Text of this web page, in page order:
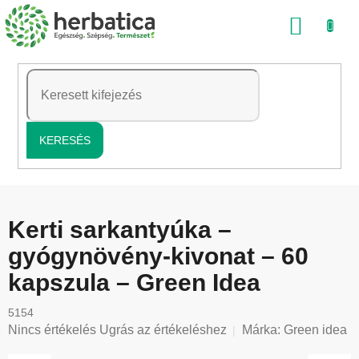
Ugrás
a
tartalomhoz
KERESÉS
Kerti sarkantyúka –
gyógynövény‑kivonat – 60
kapszula – Green Idea
5154
A
Nincs értékelés Ugrás az értékeléshez Márka: Green idea